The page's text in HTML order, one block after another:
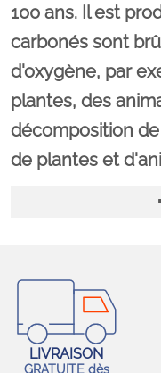
100 ans. Il est
carbonés sont
d'oxygène, par
plantes, des
décomposition
de plantes et
LIVRAISON
GRATUITE dès